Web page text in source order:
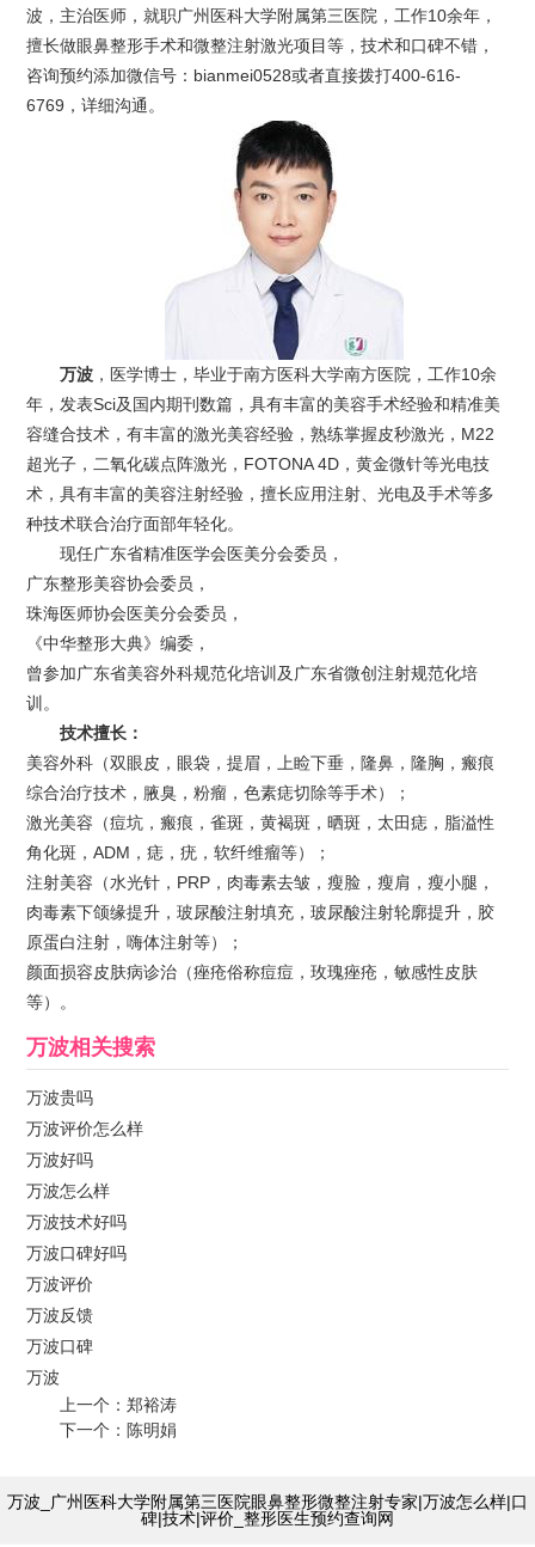
波，主治医师，就职广州医科大学附属第三医院，工作10余年，
擅长做眼鼻整形手术和微整注射激光项目等，技术和口碑不错，
咨询预约添加微信号：bianmei0528或者直接拨打400-616-
6769，详细沟通。
万波 ，医学博士，毕业于南方医科大学南方医院，工作10余
年，发表Sci及国内期刊数篇，具有丰富的美容手术经验和精准美
容缝合技术，有丰富的激光美容经验，熟练掌握皮秒激光，M22
超光子，二氧化碳点阵激光，FOTONA 4D，黄金微针等光电技
术，具有丰富的美容注射经验，擅长应用注射、光电及手术等多
种技术联合治疗面部年轻化。
现任广东省精准医学会医美分会委员，
广东整形美容协会委员，
珠海医师协会医美分会委员，
《中华整形大典》编委，
曾参加广东省美容外科规范化培训及广东省微创注射规范化培
训。
技术擅长：
美容外科（双眼皮，眼袋，提眉，上睑下垂，隆鼻，隆胸，瘢痕
综合治疗技术，腋臭，粉瘤，色素痣切除等手术）；
激光美容（痘坑，瘢痕，雀斑，黄褐斑，晒斑，太田痣，脂溢性
角化斑，ADM，痣，疣，软纤维瘤等）；
注射美容（水光针，PRP，肉毒素去皱，瘦脸，瘦肩，瘦小腿，
肉毒素下颌缘提升，玻尿酸注射填充，玻尿酸注射轮廓提升，胶
原蛋白注射，嗨体注射等）；
颜面损容皮肤病诊治（痤疮俗称痘痘，玫瑰痤疮，敏感性皮肤
等）。
万波相关搜索
万波贵吗
万波评价怎么样
万波好吗
万波怎么样
万波技术好吗
万波口碑好吗
万波评价
万波反馈
万波口碑
万波
上一个：郑裕涛
下一个： 陈明娟
万波_广州医科大学附属第三医院眼鼻整形微整注射专家|万波怎么样|口
碑|技术|评价_整形医生预约查询网